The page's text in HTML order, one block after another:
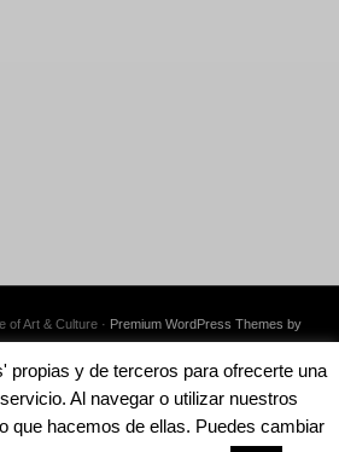
of Art & Culture · Premium WordPress Themes by
propias y de terceros para ofrecerte una
Al navegar o utilizar nuestros
que hacemos de ellas. Puedes cambiar